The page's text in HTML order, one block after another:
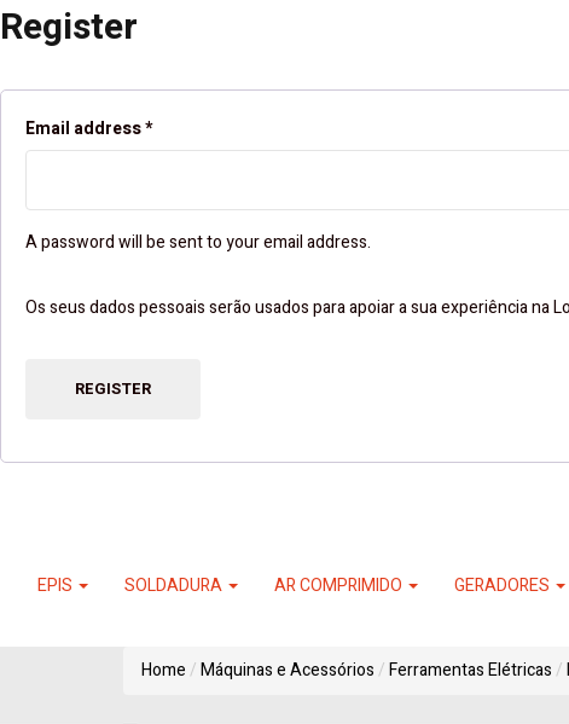
Register
Email address*
A password will be sent to your email address.
Os seus dados pessoais serão usados ​​para apoiar a sua experiência na
REGISTER
EPIS
SOLDADURA AR COMPRIMIDO GERADORES
Home Máquinas e Acessórios Ferramentas Elétricas